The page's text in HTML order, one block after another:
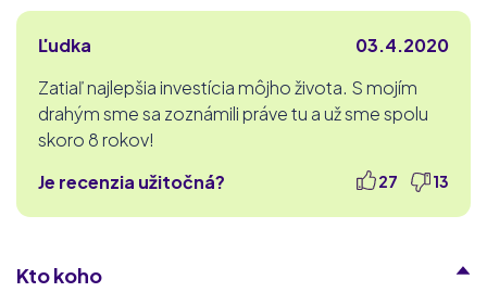
Ľudka
03.4.2020
Zatiaľ najlepšia investícia môjho života. S mojím
drahým sme sa zoznámili práve tu a už sme spolu
skoro 8 rokov!
Je recenzia užitočná?
27 13
Kto koho